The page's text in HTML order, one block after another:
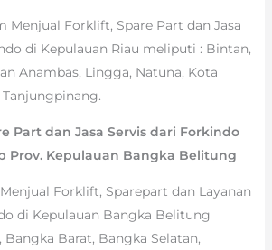
Menjual Forklift, Spare Part dan Jasa
di Kepulauan Riau meliputi : Bintan,
Anambas, Lingga, Natuna, Kota
Part dan Jasa Servis dari Forkindo
Prov. Kepulauan Bangka Belitung
Forklift, Sparepart dan Layanan
di Kepulauan Bangka Belitung
Barat, Bangka Selatan,